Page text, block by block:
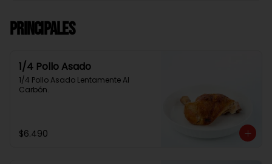
Principales
1/4 Pollo Asado
1/4 Pollo Asado Lentamente Al
Carbón.
$6.490